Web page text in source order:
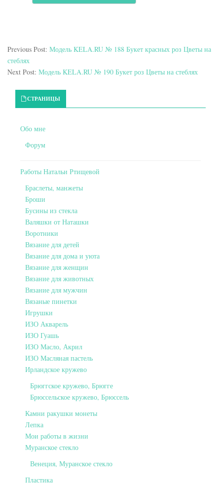
Previous Post: Модель KELA.RU № 188 Букет красных роз Цветы на
стеблях
Next Post: Модель KELA.RU № 190 Букет роз Цветы на стеблях
Primary Sidebar
СТРАНИЦЫ
Обо мне
Форум
Работы Натальи Ртищевой
Браслеты, манжеты
Броши
Бусины из стекла
Валяшки от Наташки
Воротники
Вязание для детей
Вязание для дома и уюта
Вязание для женщин
Вязание для животных
Вязание для мужчин
Вязаные пинетки
Игрушки
ИЗО Акварель
ИЗО Гуашь
ИЗО Масло, Акрил
ИЗО Масляная пастель
Ирландское кружево
Брюггское кружево, Брюгге
Брюссельское кружево, Брюссель
Камни ракушки монеты
Лепка
Мои работы в жизни
Муранское стекло
Венеция, Муранское стекло
Пластика